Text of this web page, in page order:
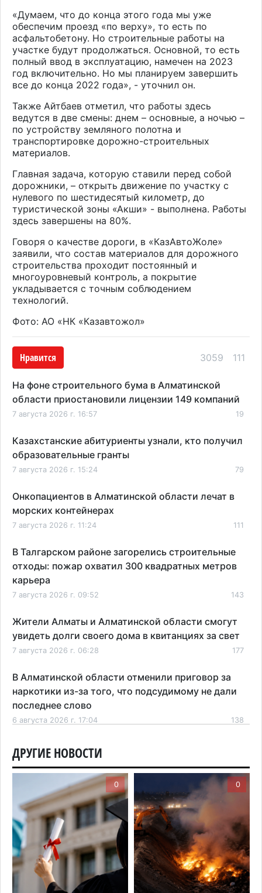
«Думаем, что до конца этого года мы уже
обеспечим проезд «по верху», то есть по
асфальтобетону. Но строительные работы на
участке будут продолжаться. Основной, то есть
полный ввод в эксплуатацию, намечен на 2023
год включительно. Но мы планируем завершить
все до конца 2022 года», - уточнил он.
Также Айтбаев отметил, что работы здесь
ведутся в две смены: днем – основные, а ночью –
по устройству земляного полотна и
транспортировке дорожно-строительных
материалов.
Главная задача, которую ставили перед собой
дорожники, – открыть движение по участку с
нулевого по шестидесятый километр, до
туристической зоны «Акши» - выполнена. Работы
здесь завершены на 80%.
Говоря о качестве дороги, в «КазАвтоЖоле»
заявили, что состав материалов для дорожного
строительства проходит постоянный и
многоуровневый контроль, а покрытие
укладывается с точным соблюдением
технологий.
Фото: АО «НК «Казавтожол»
Нравится 3059 111
На фоне строительного бума в Алматинской
области приостановили лицензии 149 компаний
7 августа 2026 г. 16:57 19
Казахстанские абитуриенты узнали, кто получил
образовательные гранты
7 августа 2026 г. 15:24 79
Онкопациентов в Алматинской области лечат в
морских контейнерах
7 августа 2026 г. 11:24 111
В Талгарском районе загорелись строительные
отходы: пожар охватил 300 квадратных метров
карьера
7 августа 2026 г. 09:52 143
Жители Алматы и Алматинской области смогут
увидеть долги своего дома в квитанциях за свет
7 августа 2026 г. 06:28 177
В Алматинской области отменили приговор за
наркотики из-за того, что подсудимому не дали
последнее слово
6 августа 2026 г. 17:04 138
Проезд по БАКАД резко подорожал: в
Алматинской области начали действовать новые
тарифы
6 августа 2026 г. 14:36 191
Сильнейшие дзюдоисты мира приехали на
сборы в Алматинскую область
6 августа 2026 г. 12:12 149
Первый раз с ИИ в первый класс: казахстанских
первоклассников начнут учить искусственному
ДРУГИЕ НОВОСТИ
0 0